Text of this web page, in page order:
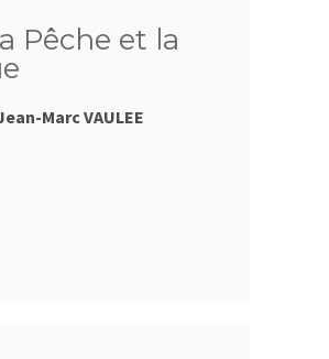
Pêche et la
Marc VAULEE